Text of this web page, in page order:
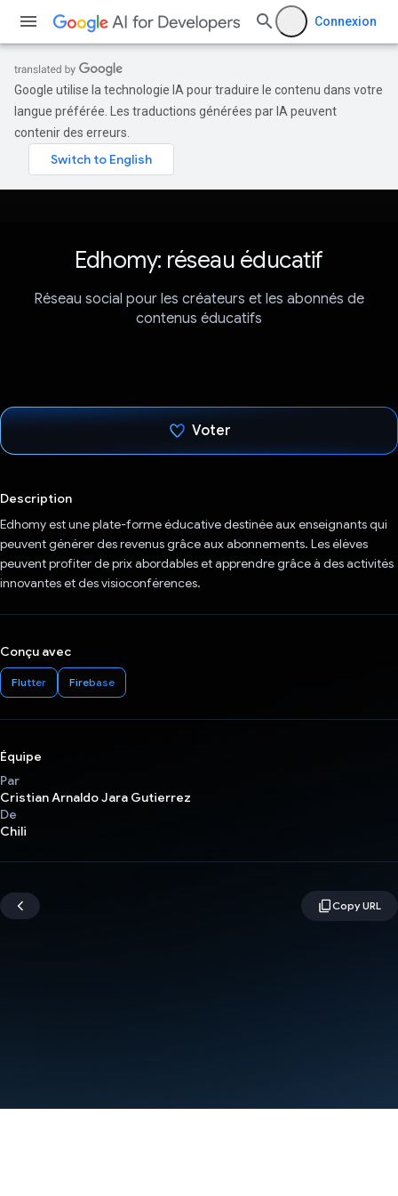
Connexion
Google utilise la technologie IA pour traduire le contenu dans votre
langue préférée. Les traductions générées par IA peuvent
contenir des erreurs.
Edhomy: réseau éducatif
Réseau social pour les créateurs et les abonnés de
contenus éducatifs
Voter
Description
Edhomy est une plate-forme éducative destinée aux enseignants qui
peuvent générer des revenus grâce aux abonnements. Les élèves
peuvent profiter de prix abordables et apprendre grâce à des activités
innovantes et des visioconférences.
Conçu avec
Flutter Firebase
Équipe
Par
Cristian Arnaldo Jara Gutierrez
De
Chili